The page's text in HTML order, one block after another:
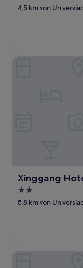
Sterne-
4,5 km von
Xinggang
Xinggang Hotel
2.0-
Sterne-
5,8 km von
Huace American